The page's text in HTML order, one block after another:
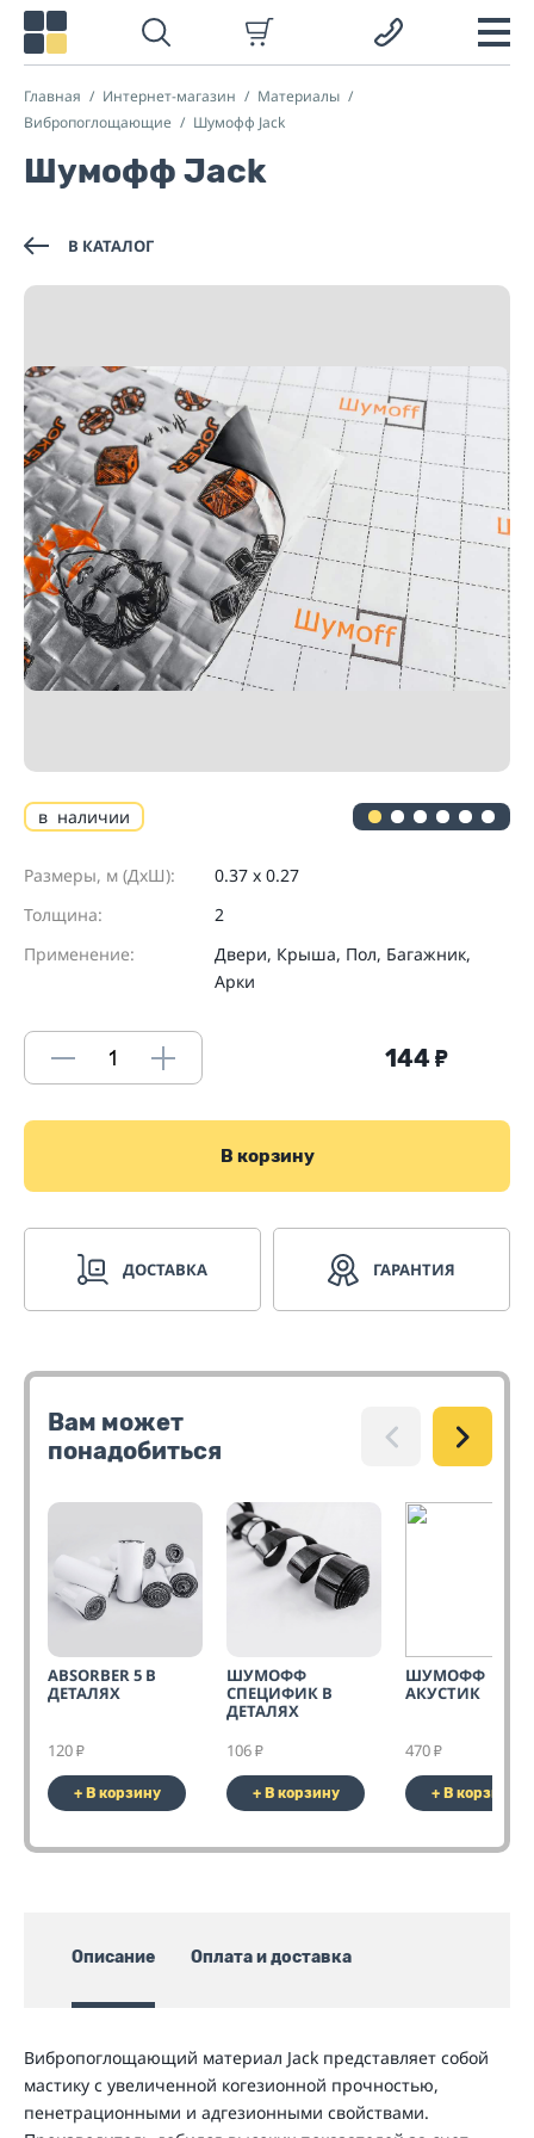
Главная Интернет-магазин
Материалы
Вибропоглощающие
Шумофф Jack
Шумофф Jack
В КАТАЛОГ
в наличии
Размеры, м (ДхШ):
0.37 х 0.27
Толщина:
2
Применение:
Двери, Крыша, Пол, Багажник,
Арки
144₽
В корзину
ДОСТАВКА ГАРАНТИЯ
Вам может
понадобиться
ABSORBER 5 В
ДЕТАЛЯХ
120 ₽
+ В корзину
ШУМОФФ
СПЕЦИФИК В
ДЕТАЛЯХ
106 ₽
+ В корзину
ШУМОФФ
АКУСТИК
470 ₽
+ В корзину
Описание Оплата и доставка
Вибропоглощающий материал Jack представляет собой
мастику с увеличенной когезионной прочностью,
пенетрационными и адгезионными свойствами.